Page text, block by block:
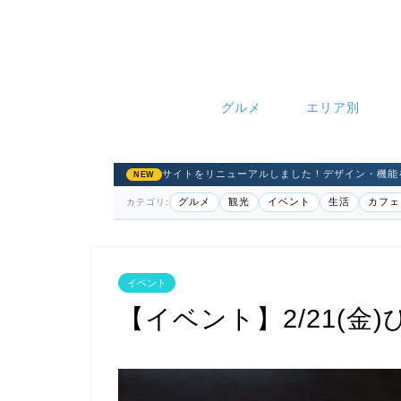
グルメ エリア別
NEW サイトをリニューアルしました！デザイン・機能
カテゴリ: グルメ 観光 イベント 生活 カフェ
イベント
【イベント】2/21(金)